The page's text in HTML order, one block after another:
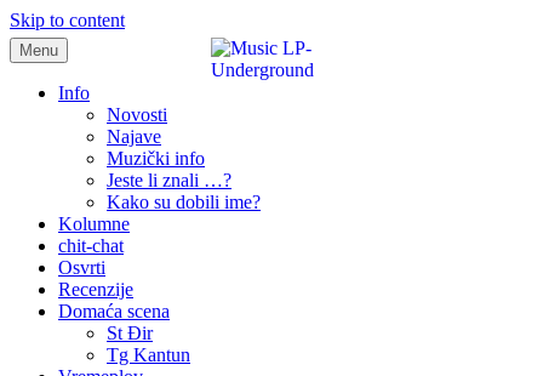
Skip to content
samo muzika i …..
Menu
Info
Novosti
Najave
Muzički info
Jeste li znali …?
Kako su dobili ime?
Kolumne
chit-chat
Osvrti
Recenzije
Domaća scena
St Đir
Tg Kantun